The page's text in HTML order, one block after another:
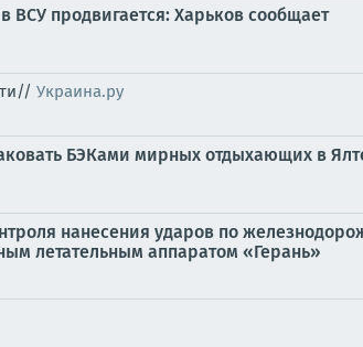
ВСУ продвигается: Харьков сообщает
Украина.ру
БЭКами мирных отдыхающих в
нанесения ударов по
летательным аппаратом «Герань»